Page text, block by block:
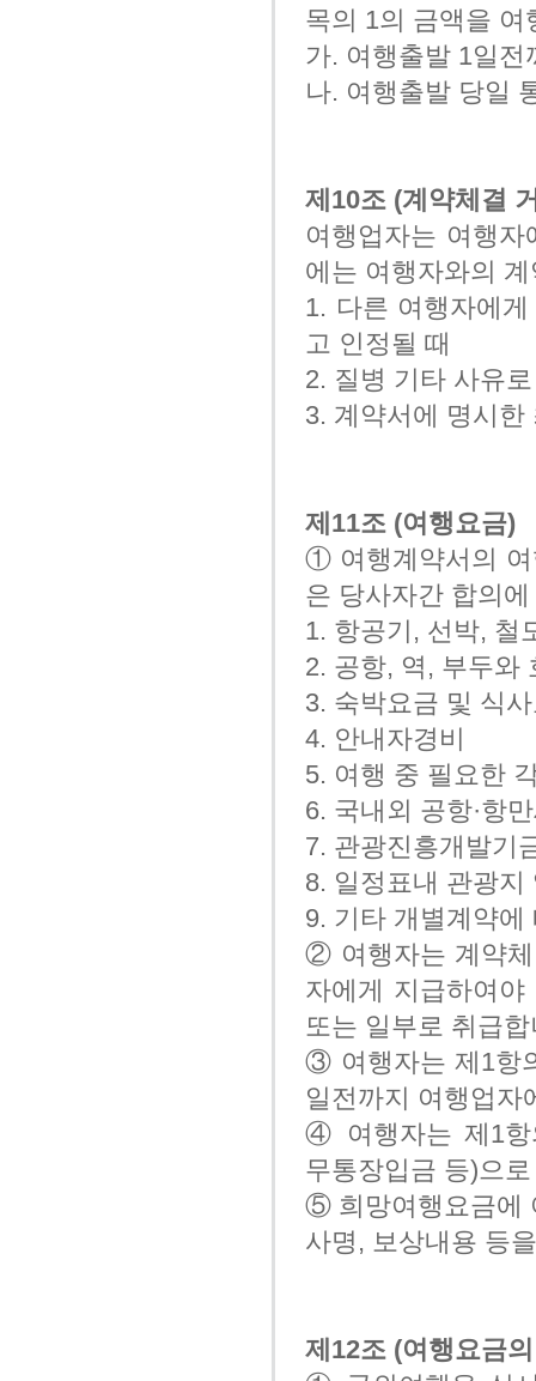
목의 1의 금액을
가. 여행출발 1일
나. 여행출발 당일
제10조 (계약체결
여행업자는 여행
에는 여행자와의
1. 다른 여행자에
고 인정될 때
2. 질병 기타 사유
3. 계약서에 명시
제11조 (여행요금)
① 여행계약서의 여
은 당사자간 합의
1. 항공기, 선박, 철
2. 공항, 역, 부두와
3. 숙박요금 및 식
4. 안내자경비
5. 여행 중 필요한
6. 국내외 공항·항
7. 관광진흥개발기
8. 일정표내 관광지
9. 기타 개별계약에
② 여행자는 계약체
자에게 지급하여
또는 일부로 취급
③ 여행자는 제1항
일전까지 여행업자
④ 여행자는 제1항
무통장입금 등)으
⑤ 희망여행요금에
사명, 보상내용 등
제12조 (여행요금